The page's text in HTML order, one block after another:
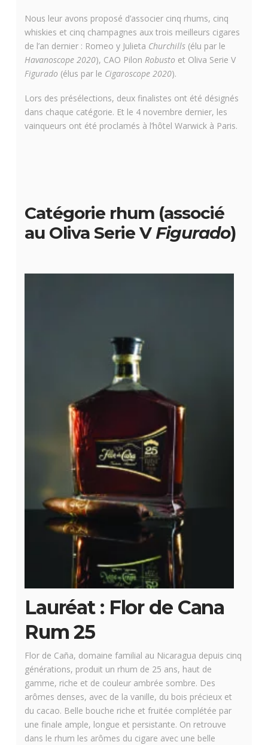
Nous leur avons proposé d’associer cinq rhums, cinq
whiskies et cinq champagnes aux trois meilleurs cigares
de l’an dernier : Romeo y Julieta Churchills(élu par le
Havanoscope 2020), CAO Pilon Robusto et Oliva Serie V
Figurado (élus par le Cigaroscope 2020).
Lors des présélections, deux finalistes ont été désignés
dans chaque catégorie. Et le 4 novembre dernier, les
vainqueurs ont été proclamés à l’hôtel Warwick à Paris.
Catégorie rhum (associé
au Oliva Serie V Figurado)
Lauréat : Flor de Cana
Rum 25
Flor de Caña, domaine familial au Nicaragua depuis cinq
générations, produit un rhum de 25 ans, haut de
gamme, riche et de couleur ambrée sombre. Des
arômes denses, avec de la vanille, du bois précieux et
du cacao. Belle bouche riche et fruitée complétée par
une finale ample, longue et persistante. On retrouve
dans le rhum les arômes du cigare avec une belle